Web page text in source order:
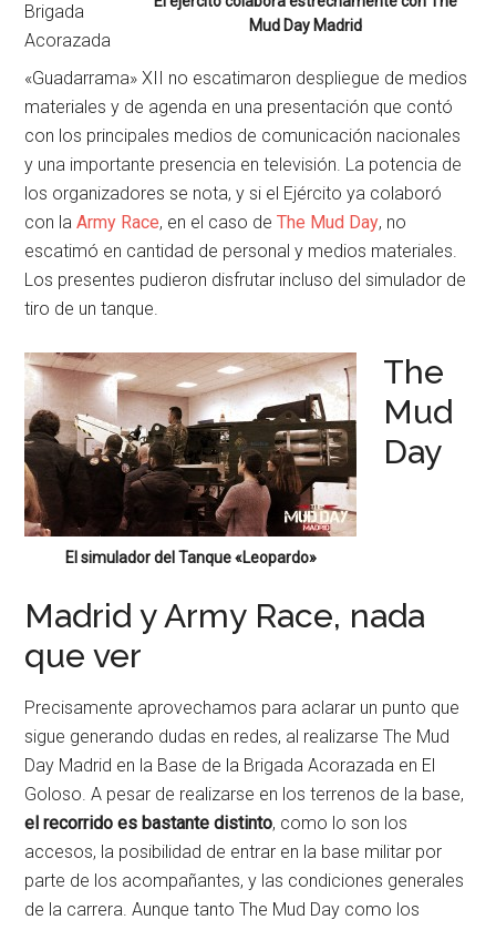
Mud Day Madrid
Brigada
Acorazada
«Guadarrama» XII no escatimaron despliegue de medios
materiales y de agenda en una presentación que contó
con los principales medios de comunicación nacionales
y una importante presencia en televisión. La potencia de
los organizadores se nota, y si el Ejército ya colaboró
con laArmy Race, en el caso deThe Mud Day, no
escatimó en cantidad de personal y medios materiales.
Los presentes pudieron disfrutar incluso del simulador de
tiro de un tanque.
El simulador del Tanque «Leopardo»
The
Mud
Day
Madrid y Army Race, nada
que ver
Precisamente aprovechamos para aclarar un punto que
sigue generando dudas en redes, al realizarse The Mud
Day Madrid en la Base de la Brigada Acorazada en El
Goloso. A pesar de realizarse en los terrenos de la base,
el recorrido es bastante distinto, como lo son los
accesos, la posibilidad de entrar en la base militar por
parte de los acompañantes, y las condiciones generales
de la carrera. Aunque tanto The Mud Day como los